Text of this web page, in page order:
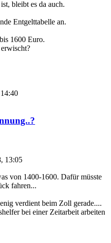
bleibt es da auch.
Entgelttabelle an.
1600 Euro.
13:05
von 1400-1600. Dafür müsste
fahren...
verdient beim Zoll gerade....
bei einer Zeitarbeit arbeiten